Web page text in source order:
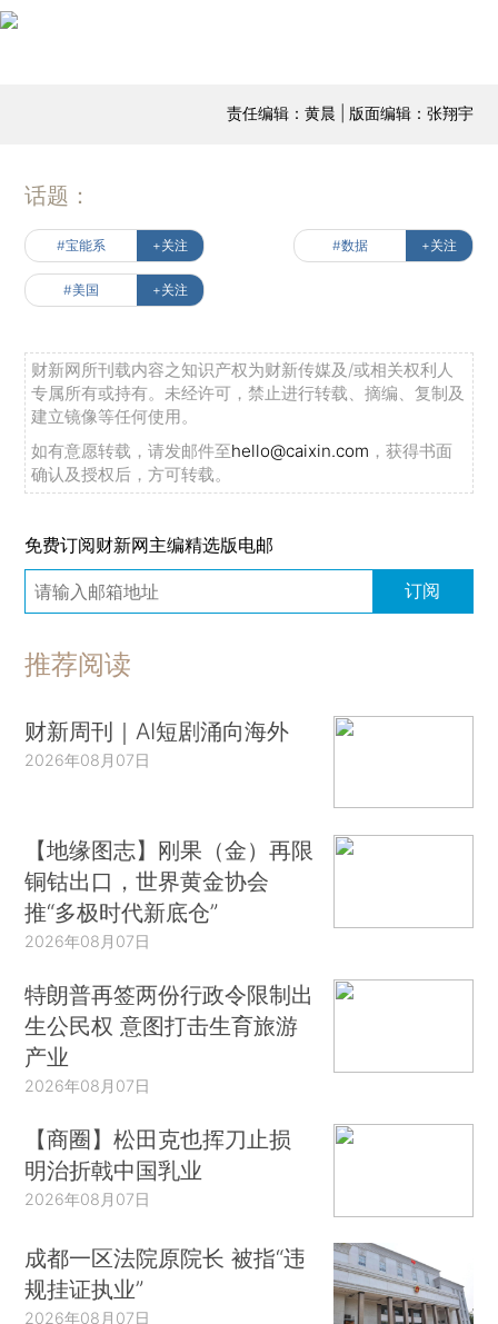
责任编辑：黄晨 | 版面编辑：张翔宇
话题：
#宝能系 +关注 #数据 +关注
#美国 +关注
财新网所刊载内容之知识产权为财新传媒及/或相关权利人
专属所有或持有。未经许可，禁止进行转载、摘编、复制及
建立镜像等任何使用。
如有意愿转载，请发邮件至hello@caixin.com ，获得书面
确认及授权后，方可转载。
免费订阅财新网主编精选版电邮
订阅
推荐阅读
财新周刊｜AI短剧涌向海外
2026年08月07日
【地缘图志】刚果（金）再限
铜钴出口，世界黄金协会
推“多极时代新底仓”
2026年08月07日
特朗普再签两份行政令限制出
生公民权 意图打击生育旅游
产业
2026年08月07日
【商圈】松田克也挥刀止损
明治折戟中国乳业
2026年08月07日
成都一区法院原院长 被指“违
规挂证执业”
2026年08月07日